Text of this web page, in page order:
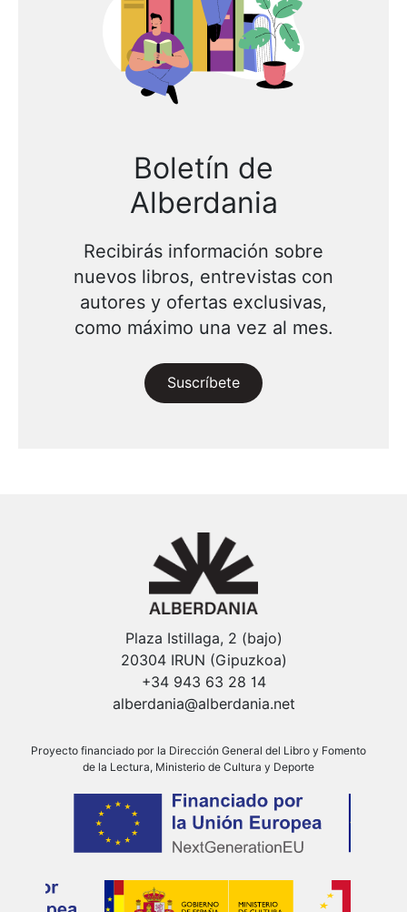
Boletín de
Alberdania
Recibirás información sobre
nuevos libros, entrevistas con
autores y ofertas exclusivas,
como máximo una vez al mes.
Suscríbete
Plaza Istillaga, 2 (bajo)
20304 IRUN (Gipuzkoa)
+34 943 63 28 14
alberdania@alberdania.net
Proyecto financiado por la Dirección General del Libro y Fomento
de la Lectura, Ministerio de Cultura y Deporte